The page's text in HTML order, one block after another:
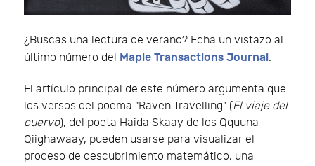
¿Buscas una lectura de verano? Echa un vistazo al
último número del Maple Transactions Journal.
El artículo principal de este número argumenta que
los versos del poema "Raven Travelling" (El viaje del
cuervo), del poeta Haida Skaay de los Qquuna
Qiighawaay, pueden usarse para visualizar el
proceso de descubrimiento matemático, una